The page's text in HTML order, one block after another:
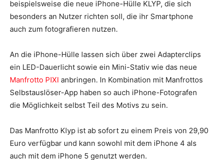
beispielsweise die neue iPhone-Hülle KLYP, die sich
besonders an Nutzer richten soll, die ihr Smartphone
auch zum fotografieren nutzen.
An die iPhone-Hülle lassen sich über zwei Adapterclips
ein LED-Dauerlicht sowie ein Mini-Stativ wie das neue
Manfrotto PIXI anbringen. In Kombination mit Manfrottos
Selbstauslöser-App haben so auch iPhone-Fotografen
die Möglichkeit selbst Teil des Motivs zu sein.
Das Manfrotto Klyp ist ab sofort zu einem Preis von 29,90
Euro verfügbar und kann sowohl mit dem iPhone 4 als
auch mit dem iPhone 5 genutzt werden.